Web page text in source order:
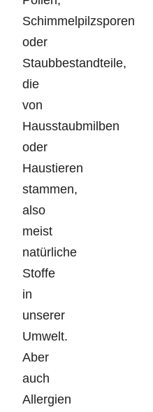
Schimmelpilzsporen
oder
Staubbestandteile,
die
von
Hausstaubmilben
oder
Haustieren
stammen,
also
meist
natürliche
Stoffe
in
unserer
Umwelt.
Aber
auch
Allergien